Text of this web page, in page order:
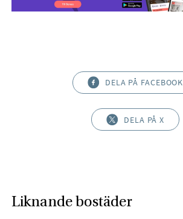
DELA PÅ FACEBOOK
DELA PÅ X
Liknande bostäder